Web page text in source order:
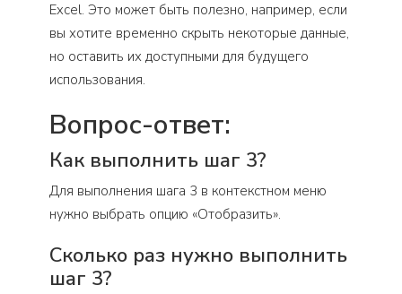
Excel. Это может быть полезно, например, если
вы хотите временно скрыть некоторые данные,
но оставить их доступными для будущего
использования.
Вопрос-ответ:
Как выполнить шаг 3?
Для выполнения шага 3 в контекстном меню
нужно выбрать опцию «Отобразить».
Сколько раз нужно выполнить
шаг 3?